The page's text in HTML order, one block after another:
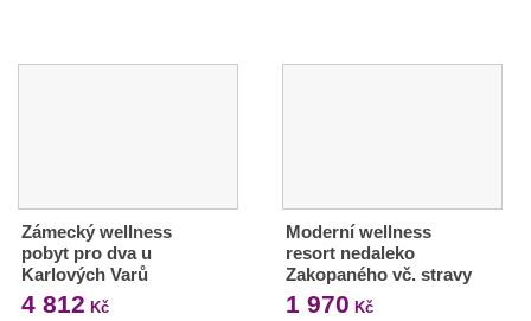
Zámecký wellness
pobyt pro dva u
Karlových Varů
4 812 Kč
Moderní wellness
resort nedaleko
Zakopaného vč. stravy
1 970 Kč